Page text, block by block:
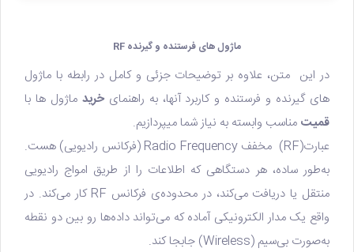
ماژول های فرستنده و گیرنده RF
در این متن، علاوه بر توضیحات جزئی و کامل در رابطه با ماژول
های گیرنده و فرستنده و کاربرد آنها، به راهنمایخرید ماژول ها با
قمیت مناسب وابسته به نیاز شما میپردازیم.
عبارت(RF) مخفف Radio Frequency (فرکانس رادیویی) هست.
به‌طور ساده، هر دستگاهی که اطلاعات را از طریق امواج رادیویی
منتقل یا دریافت می‌کند، در محدوده‌ی فرکانس RF کار می‌کند. در
واقع یک مدار الکترونیکی آماده که می‌تواند داده‌ها رو بین دو نقطه
به‌صورت بی‌سیم (Wireless) جابجا کند.